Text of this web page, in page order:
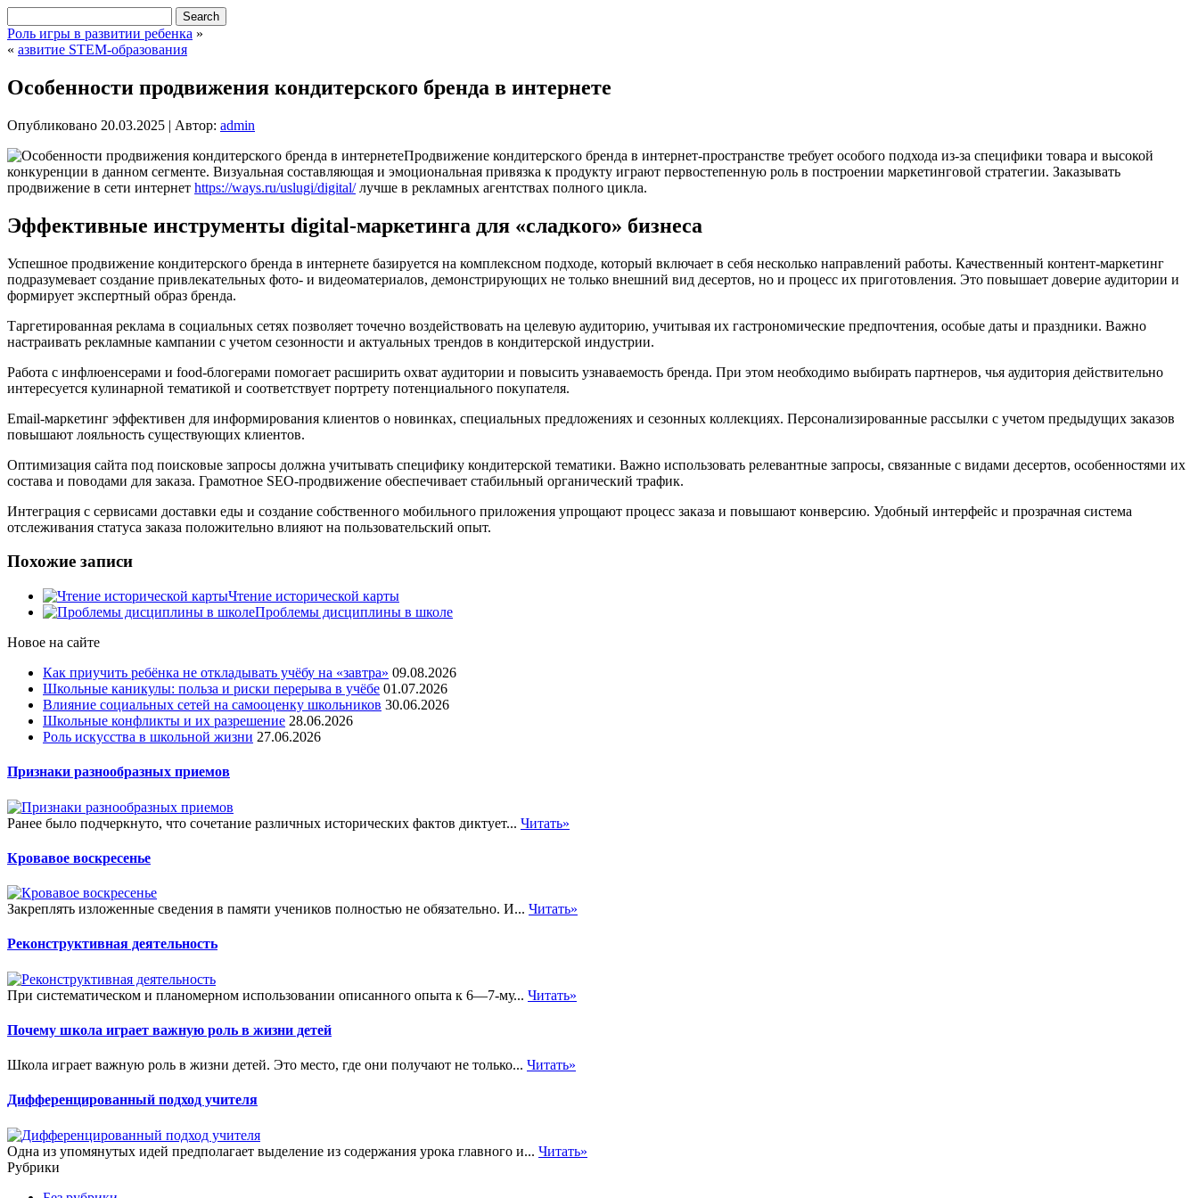
Роль игры в развитии ребенка »
« азвитие STEM-образования
Особенности продвижения кондитерского бренда в интернете
Опубликовано 20.03.2025 | Автор: admin
Продвижение кондитерского бренда в интернет-пространстве требует особого подхода из-за специфики товара и высокой
конкуренции в данном сегменте. Визуальная составляющая и эмоциональная привязка к продукту играют первостепенную роль в построении маркетинговой стратегии. Заказывать
продвижение в сети интернет https://ways.ru/uslugi/digital/лучше в рекламных агентствах полного цикла.
Эффективные инструменты digital-маркетинга для «сладкого» бизнеса
Успешное продвижение кондитерского бренда в интернете базируется на комплексном подходе, который включает в себя несколько направлений работы. Качественный контент-маркетинг
подразумевает создание привлекательных фото- и видеоматериалов, демонстрирующих не только внешний вид десертов, но и процесс их приготовления. Это повышает доверие аудитории и
формирует экспертный образ бренда.
Таргетированная реклама в социальных сетях позволяет точечно воздействовать на целевую аудиторию, учитывая их гастрономические предпочтения, особые даты и праздники. Важно
настраивать рекламные кампании с учетом сезонности и актуальных трендов в кондитерской индустрии.
Работа с инфлюенсерами и food-блогерами помогает расширить охват аудитории и повысить узнаваемость бренда. При этом необходимо выбирать партнеров, чья аудитория действительно
интересуется кулинарной тематикой и соответствует портрету потенциального покупателя.
Email-маркетинг эффективен для информирования клиентов о новинках, специальных предложениях и сезонных коллекциях. Персонализированные рассылки с учетом предыдущих заказов
повышают лояльность существующих клиентов.
Оптимизация сайта под поисковые запросы должна учитывать специфику кондитерской тематики. Важно использовать релевантные запросы, связанные с видами десертов, особенностями их
состава и поводами для заказа. Грамотное SEO-продвижение обеспечивает стабильный органический трафик.
Интеграция с сервисами доставки еды и создание собственного мобильного приложения упрощают процесс заказа и повышают конверсию. Удобный интерфейс и прозрачная система
отслеживания статуса заказа положительно влияют на пользовательский опыт.
Похожие записи
Чтение исторической карты
Проблемы дисциплины в школе
Новое на сайте
Как приучить ребёнка не откладывать учёбу на «завтра» 09.08.2026
Школьные каникулы: польза и риски перерыва в учёбе 01.07.2026
Влияние социальных сетей на самооценку школьников 30.06.2026
Школьные конфликты и их разрешение 28.06.2026
Роль искусства в школьной жизни 27.06.2026
Признаки разнообразных приемов
Ранее было подчеркнуто, что сочетание различных исторических фактов диктует... Читать»
Кровавое воскресенье
Закреплять изложенные сведения в памяти учеников полностью не обязательно. И... Читать»
Реконструктивная деятельность
При систематическом и планомерном использовании описанного опыта к 6—7-му... Читать»
Почему школа играет важную роль в жизни детей
Школа играет важную роль в жизни детей. Это место, где они получают не только... Читать»
Дифференцированный подход учителя
Одна из упомянутых идей предполагает выделение из содержания урока главного и... Читать»
Рубрики